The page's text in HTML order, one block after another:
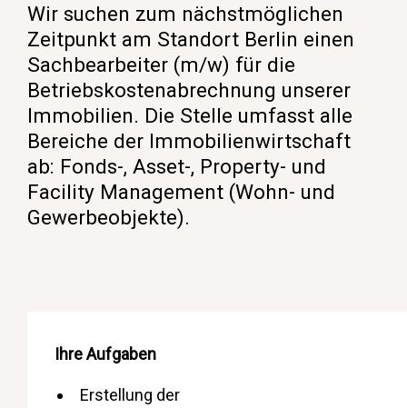
Wir suchen zum nächstmöglichen
Zeitpunkt am Standort Berlin einen
Sachbearbeiter (m/w) für die
Betriebskostenabrechnung unserer
Immobilien. Die Stelle umfasst alle
Bereiche der Immobilienwirtschaft
ab: Fonds-, Asset-, Property- und
Facility Management (Wohn- und
Gewerbeobjekte).
Ihre Aufgaben
Erstellung der